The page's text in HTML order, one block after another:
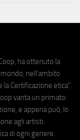
ha ottenuto la
nell'ambito
la Certificazione etica".
vanta un primato:
e appena può, lo
agli artisti.
di ogni genere.